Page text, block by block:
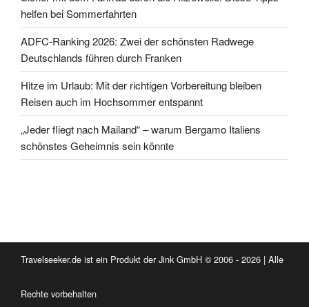
helfen bei Sommerfahrten
ADFC-Ranking 2026: Zwei der schönsten Radwege
Deutschlands führen durch Franken
Hitze im Urlaub: Mit der richtigen Vorbereitung bleiben
Reisen auch im Hochsommer entspannt
„Jeder fliegt nach Mailand“ – warum Bergamo Italiens
schönstes Geheimnis sein könnte
Travelseeker.de ist ein Produkt der Jink GmbH © 2006 - 2026 | Alle
Rechte vorbehalten